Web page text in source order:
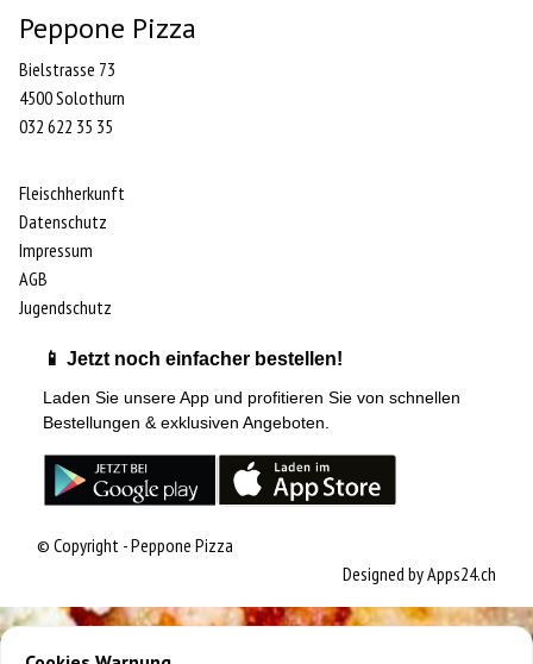
Peppone Pizza
Bielstrasse 73
4500 Solothurn
032 622 35 35
Fleischherkunft
Datenschutz
Impressum
AGB
Jugendschutz
📱 Jetzt noch einfacher bestellen!
Laden Sie unsere App und profitieren Sie von schnellen
Bestellungen & exklusiven Angeboten.
© Copyright - Peppone Pizza
Designed byApps24.ch